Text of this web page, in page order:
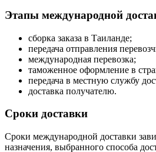
Этапы международной
сборка заказа в Таиланде;
передача отправления
международная перевозка;
таможенное оформление в
передача в местную службу
доставка получателю.
Сроки доставки
Сроки международной доставки
назначения, выбранного способа